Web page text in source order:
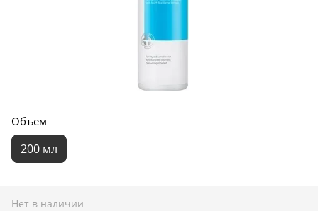
Объем
200 мл
Нет в наличии